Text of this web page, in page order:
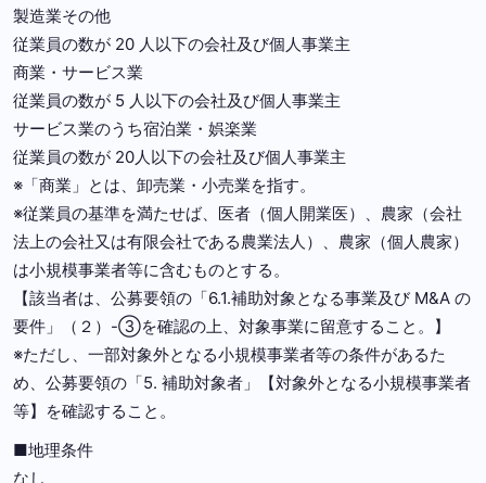
製造業その他
従業員の数が 20 人以下の会社及び個人事業主
商業・サービス業
従業員の数が 5 人以下の会社及び個人事業主
サービス業のうち宿泊業・娯楽業
従業員の数が 20人以下の会社及び個人事業主
※「商業」とは、卸売業・小売業を指す。
※従業員の基準を満たせば、医者（個人開業医）、農家（会社
法上の会社又は有限会社である農業法人）、農家（個人農家）
は小規模事業者等に含むものとする。
【該当者は、公募要領の「6.1.補助対象となる事業及び M&A の
要件」（２）-③を確認の上、対象事業に留意すること。】
※ただし、一部対象外となる小規模事業者等の条件があるた
め、公募要領の「5. 補助対象者」【対象外となる小規模事業者
等】を確認すること。
■地理条件
なし